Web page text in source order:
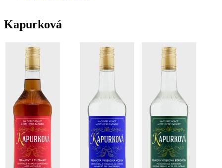
Kapurková